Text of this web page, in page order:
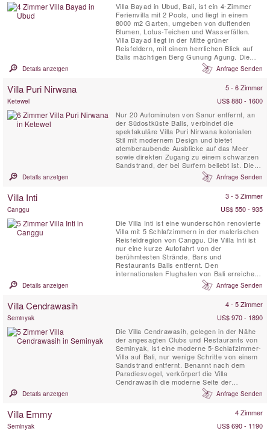
Villa Bayad in Ubud, Bali, ist ein 4-Zimmer
Ferienvilla mit 2 Pools, und liegt in einem
8000 m2 Garten, umgeben von duftenden
Blumen, Lotus-Teichen und Wasserfällen.
Villa Bayad liegt in der Mitte grüner
Reisfeldern, mit einem herrlichen Blick auf
Balis mächtigen Berg Gunung Agung. Die
Villa liegt 15 Minuten nördlich des Zentrums
Details anzeigen Anfrage Senden
Villa Puri Nirwana 5 - 6 Zimmer
Ketewel
US$ 880 - 1600
Nur 20 Autominuten von Sanur entfernt, an
der Südostküste Balis, verbindet die
spektakuläre Villa Puri Nirwana kolonialen
Stil mit modernem Design und bietet
atemberaubende Ausblicke auf das Meer
sowie direkten Zugang zu einem schwarzen
Sandstrand, der bei Surfern beliebt ist. Diese
voll ausgestattete Villa mit professionellem
Personal bietet Platz für bis zu 20 Gäste in
Wohnbereichen, einem Medienraum,
Details anzeigen Anfrage Senden
Villa Inti 3 - 5 Zimmer
Canggu
US$ 550 - 935
Die Villa Inti ist eine wunderschön renovierte
Villa mit 5 Schlafzimmern in der malerischen
Reisfeldregion von Canggu. Die Villa Inti ist
nur eine kurze Autofahrt von der
berühmtesten Strände, Bars und
Restaurants Balis entfernt. Den
internationalen Flughafen von Bali erreichen
Sie nach etwa 45 Minuten. Die Villa Inti bietet
einen spektakulären Blick auf üppige grüne
Bali erleben und gleichzeitig die absolute
Details anzeigen Anfrage Senden
Villa Cendrawasih 4 - 5 Zimmer
Seminyak
US$ 970 - 1890
Die Villa Cendrawasih, gelegen in der Nähe
der angesagten Clubs und Restaurants von
Seminyak, ist eine moderne 5-Schlafzimmer-
Villa auf Bali, nur wenige Schritte von einem
Sandstrand entfernt. Benannt nach dem
Paradiesvogel, verkörpert die Villa
Cendrawasih die moderne Seite der
balinesischen Villen und verbindet
innovatives Design mit höchstem Komfort
Eleganz, spiegelt die Villa perfekt ihre Lage
Details anzeigen Anfrage Senden
Villa Emmy 4 Zimmer
Seminyak
US$ 690 - 1190